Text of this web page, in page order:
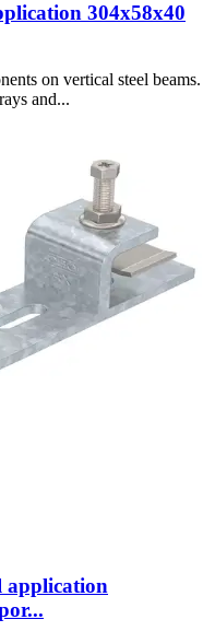
304x58x40
on vertical steel beams.
and...
application